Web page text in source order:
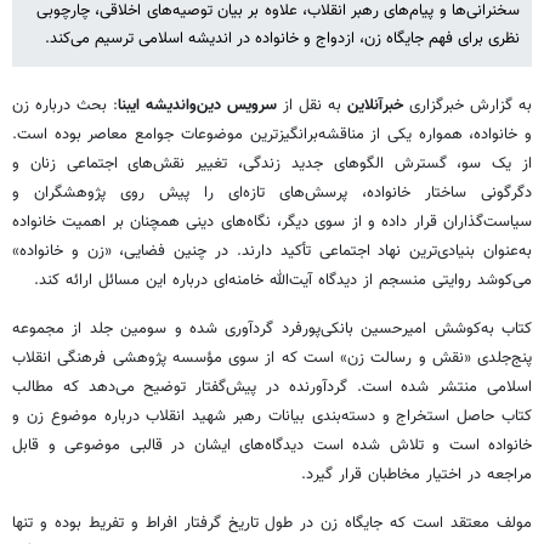
سخنرانی‌ها و پیام‌های رهبر انقلاب، علاوه بر بیان توصیه‌های اخلاقی، چارچوبی
نظری برای فهم جایگاه زن، ازدواج و خانواده در اندیشه اسلامی ترسیم می‌کند.
به گزارش خبرگزاریخبرآنلاین به نقل از سرویس دین‌واندیشه ایبنا: بحث درباره زن
و خانواده، همواره یکی از مناقشه‌برانگیزترین موضوعات جوامع معاصر بوده است.
از یک سو، گسترش الگوهای جدید زندگی، تغییر نقش‌های اجتماعی زنان و
دگرگونی ساختار خانواده، پرسش‌های تازه‌ای را پیش روی پژوهشگران و
سیاست‌گذاران قرار داده و از سوی دیگر، نگاه‌های دینی همچنان بر اهمیت خانواده
به‌عنوان بنیادی‌ترین نهاد اجتماعی تأکید دارند. در چنین فضایی، «زن و خانواده»
می‌کوشد روایتی منسجم از دیدگاه آیت‌الله خامنه‌ای درباره این مسائل ارائه کند.
کتاب به‌کوشش امیرحسین بانکی‌پورفرد گردآوری شده و سومین جلد از مجموعه
پنج‌جلدی «نقش و رسالت زن» است که از سوی مؤسسه پژوهشی فرهنگی انقلاب
اسلامی منتشر شده است. گردآورنده در پیش‌گفتار توضیح می‌دهد که مطالب
کتاب حاصل استخراج و دسته‌بندی بیانات رهبر شهید انقلاب درباره موضوع زن و
خانواده است و تلاش شده است دیدگاه‌های ایشان در قالبی موضوعی و قابل
مراجعه در اختیار مخاطبان قرار گیرد.
مولف معتقد است که جایگاه زن در طول تاریخ گرفتار افراط و تفریط بوده و تنها